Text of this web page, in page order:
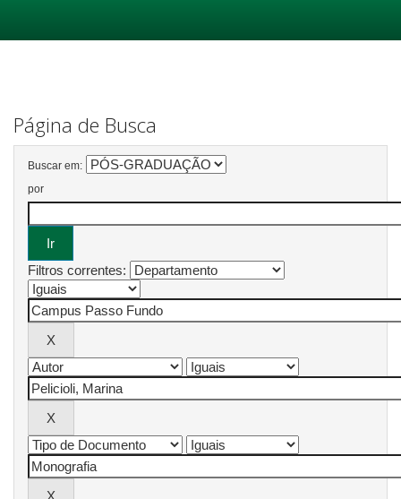
Página de Busca
Buscar em:
por
Filtros correntes: